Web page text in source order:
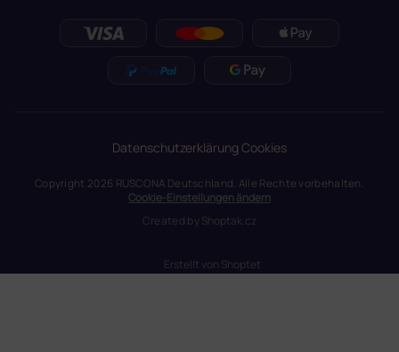
DatenschutzerklärungCookies
Erstellt von Shoptet
Copyright 2026 RUSCONA Deutschland. Alle Rechte vorbehalten.
Cookie-Einstellungen ändern
Created byShoptak.cz